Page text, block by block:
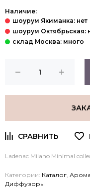
Наличие:
Ladenac Milano Minimal
Категории: Каталог
Диффузоры